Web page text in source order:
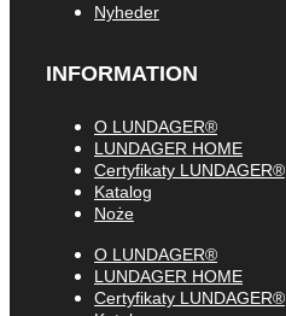
Nyheder
INFORMATION
O LUNDAGER®
LUNDAGER HOME
Certyfikaty LUNDAGER®
Katalog
Noże
O LUNDAGER®
LUNDAGER HOME
Certyfikaty LUNDAGER®